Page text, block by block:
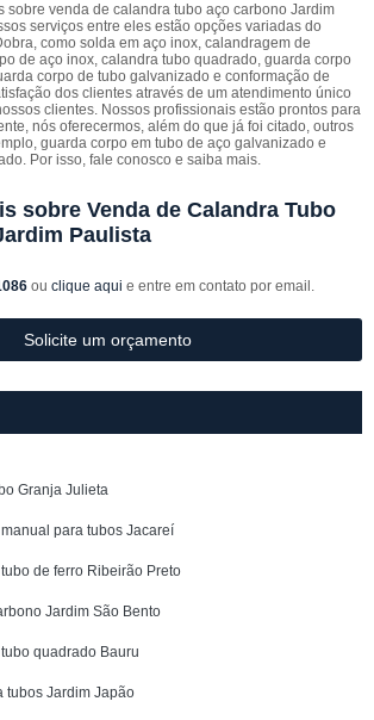
sobre venda de calandra tubo aço carbono Jardim
serviços entre eles estão opções variadas do
como solda em aço inox, calandragem de
de aço inox, calandra tubo quadrado, guarda corpo
corpo de tubo galvanizado e conformação de
dos clientes através de um atendimento único
clientes. Nossos profissionais estão prontos para
nós oferecermos, além do que já foi citado, outros
guarda corpo em tubo de aço galvanizado e
Por isso, fale conosco e saiba mais.
sobre Venda de Calandra Tubo
Paulista
ou clique aqui e entre em contato por email.
Solicite um orçamento
Granja Julieta
para tubos Jacareí
de ferro Ribeirão Preto
Jardim São Bento
quadrado Bauru
tubos Jardim Japão